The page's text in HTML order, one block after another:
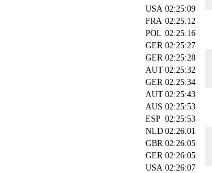
USA 02:25:09
FRA 02:25:12
POL 02:25:16
GER 02:25:27
GER 02:25:28
AUT 02:25:32
GER 02:25:34
AUT 02:25:43
AUS 02:25:53
ESP 02:25:53
NLD 02:26:01
GBR 02:26:05
GER 02:26:05
USA 02:26:07